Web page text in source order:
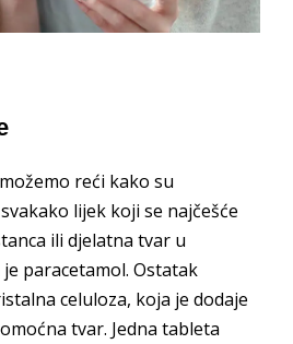
reći kako su
lijek koji se najčešće
ili djelatna tvar u
paracetamol. Ostatak
celuloza, koja je dodaje
tvar. Jedna tableta